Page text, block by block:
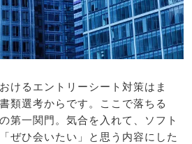
けるエントリーシート対策はま
類選考からです。ここで落ちる
第一関門。気合を入れて、ソフト
ぜひ会いたい」と思う内容にした